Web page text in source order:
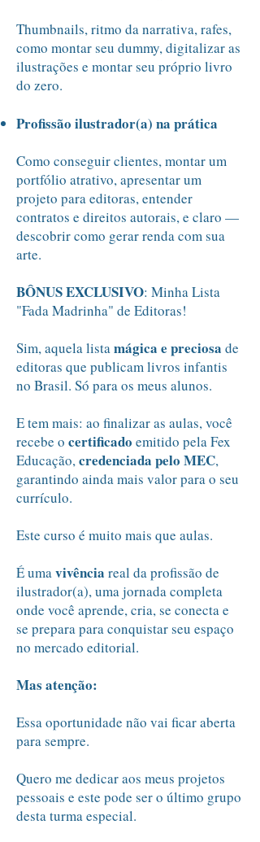
Thumbnails, ritmo da narrativa, rafes,
como montar seu dummy, digitalizar as
ilustrações e montar seu próprio livro
do zero.
Profissão ilustrador(a) na prática
Como conseguir clientes, montar um
portfólio atrativo, apresentar um
projeto para editoras, entender
contratos e direitos autorais, e claro —
descobrir como gerar renda com sua
arte.
BÔNUS EXCLUSIVO: Minha Lista
"Fada Madrinha" de Editoras!
Sim, aquela listamágica e preciosa de
editoras que publicam livros infantis
no Brasil. Só para os meus alunos.
E tem mais: ao finalizar as aulas, você
recebe o certificado emitido pela Fex
Educação,credenciada pelo MEC,
garantindo ainda mais valor para o seu
currículo.
Este curso é muito mais que aulas.
É umavivência real da profissão de
ilustrador(a), uma jornada completa
onde você aprende, cria, se conecta e
se prepara para conquistar seu espaço
no mercado editorial.
Mas atenção:
Essa oportunidade não vai ficar aberta
para sempre.
Quero me dedicar aos meus projetos
pessoais e este pode ser o último grupo
desta turma especial.